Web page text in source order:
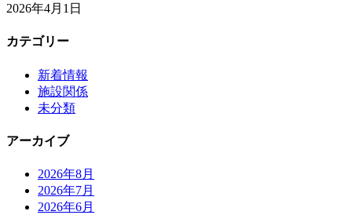
2026年4月1日
カテゴリー
新着情報
施設関係
未分類
アーカイブ
2026年8月
2026年7月
2026年6月